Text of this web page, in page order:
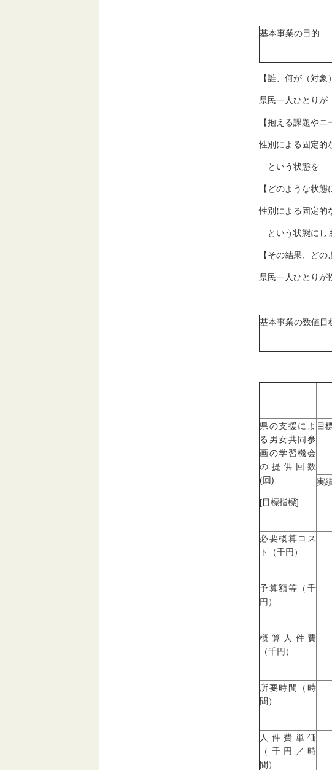
基本事業の目的
【誰、何が（対象
県民一人ひとりが
【抱える課題やニ
性別による固定的
という状態を
【どのような状
性別による固定的
という状態にし
【その結果、ど
県民一人ひとりが
基本事業の数値目
県の支援によ
る男女共同参
画の学習機会
の提供回数
(回)
[目標指標]
目
実
必要概算コス
ト（千円）
予算額等（千
円）
概算人件費
（千円）
所要時間（時
間）
人件費単価
（千円／時
間）